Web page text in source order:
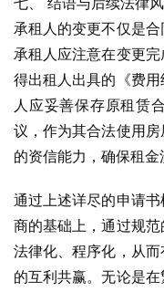
承租人的变更不仅是
承租人应注意在变更
得出租人出具的《费
人应妥善保存原租赁
议，作为其合法使用
的资信能力，确保租金
通过上述详尽的申请
商的基础上，通过规
法律化、程序化，从
的互利共赢。无论是